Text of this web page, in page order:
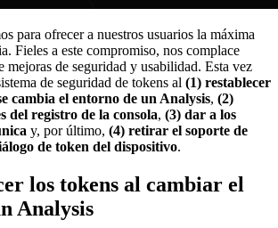
para ofrecer a nuestros usuarios la máxima
Fieles a este compromiso, nos complace
mejoras de seguridad y usabilidad. Esta vez
de seguridad de tokens al (1) restablecer
cambia el entorno de un Analysis, (2)
del registro de la consola, (3) dar a los
y, por último, (4) retirar el soporte de
de token del dispositivo.
los tokens al cambiar el
Analysis